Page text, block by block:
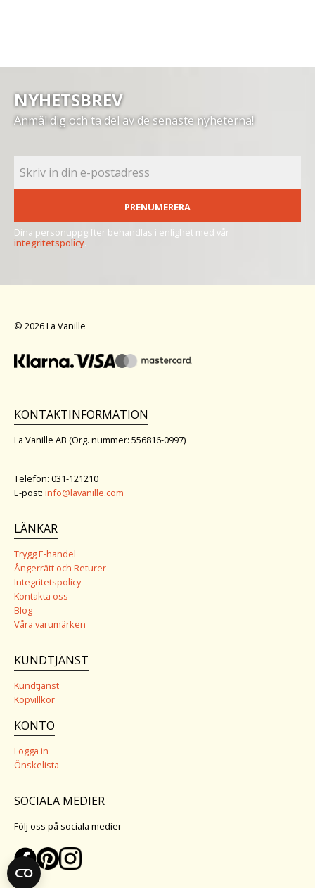
NYHETSBREV
Anmäl dig och ta del av de senaste nyheterna!
PRENUMERERA
Dina personuppgifter behandlas i enlighet med vår
integritetspolicy.
© 2026 La Vanille
KONTAKTINFORMATION
La Vanille AB (Org. nummer: 556816-0997)
Telefon: 031-121210
E-post: info@lavanille.com
LÄNKAR
Trygg E-handel
Ångerrätt och Returer
Integritetspolicy
Kontakta oss
Blog
Våra varumärken
KUNDTJÄNST
Kundtjänst
Köpvillkor
KONTO
Logga in
Önskelista
SOCIALA MEDIER
Följ oss på sociala medier